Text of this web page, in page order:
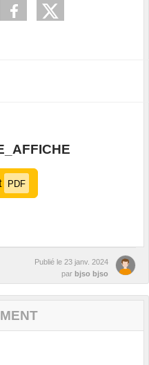
PDF
Publié le 23 janv. 2024
par bjso bjso